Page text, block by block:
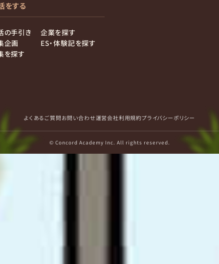
をする
の手引き
企画
を探す
企業を探す
ES・体験記を探す
よくあるご質問お問い合わせ運営会社利用規約プライバシーポリシー
© Concord Academy Inc. All rights reserved.